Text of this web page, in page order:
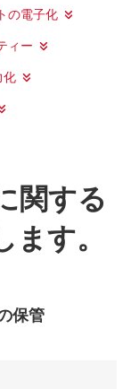
の電子化
ィー
化
関する
す。
保管